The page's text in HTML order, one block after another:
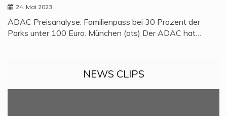
24. Mai 2023
ADAC Preisanalyse: Familienpass bei 30 Prozent der
Parks unter 100 Euro. München (ots) Der ADAC hat…
NEWS CLIPS